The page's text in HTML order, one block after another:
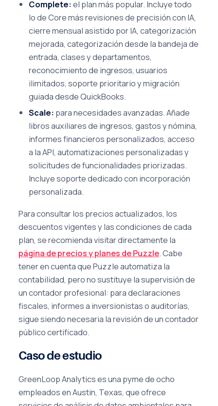
Complete:el plan más popular. Incluye todo
lo de Core más revisiones de precisión con IA,
cierre mensual asistido por IA, categorización
mejorada, categorización desde la bandeja de
entrada, clases y departamentos,
reconocimiento de ingresos, usuarios
ilimitados, soporte prioritario y migración
guiada desde QuickBooks.
Scale: para necesidades avanzadas. Añade
libros auxiliares de ingresos, gastos y nómina,
informes financieros personalizados, acceso
a la API, automatizaciones personalizadas y
solicitudes de funcionalidades priorizadas.
Incluye soporte dedicado con incorporación
personalizada.
Para consultar los precios actualizados, los
descuentos vigentes y las condiciones de cada
plan, se recomienda visitar directamente la
página de precios y planes de Puzzle. Cabe
tener en cuenta que Puzzle automatiza la
contabilidad, pero no sustituye la supervisión de
un contador profesional: para declaraciones
fiscales, informes a inversionistas o auditorías,
sigue siendo necesaria la revisión de un contador
público certificado.
Caso de estudio
GreenLoop Analytics es una pyme de ocho
empleados en Austin, Texas, que ofrece